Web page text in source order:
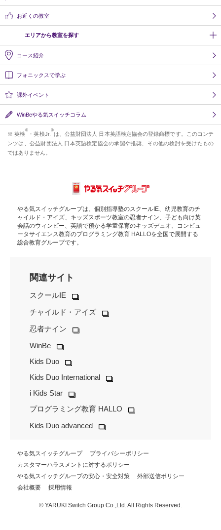
お近くの教室
エリアから教室を探す
コース紹介
フォニックスで学ぶ
課外イベント
WinBeやる気スイッチコラム
※ 英検
®
・英検Jr.
®
は、公益財団法人 日本英語検定協会の登録商標です。このコンテ
ンツは、公益財団法人 日本英語検定協会の承認や推奨、その他の検討を受けたもの
ではありません。
やる気スイッチグループは、個別指導塾のスクールIE、幼児教育のチ
ャイルド・アイズ、キッズスポーツ教室の忍者ナイン、子ども向け英
会話のウィンビー、英語で預かる学童保育のキッズデュオ、コンピュ
ータサイエンス教育のプログラミング教育 HALLOを全国で展開する
総合教育グループです。
関連サイト
スクールIE
チャイルド・アイズ
忍者ナイン
WinBe
Kids Duo
Kids Duo International
i Kids Star
プログラミング教育 HALLO
Kids Duo advanced
やる気スイッチグループ
プライバシーポリシー
カスタマーハラスメントに対するポリシー
やる気スイッチグループの安心・安全対策
外部送信ポリシー
会社概要
採用情報
© YARUKI Switch Group Co.,Ltd. All Rights Reserved.